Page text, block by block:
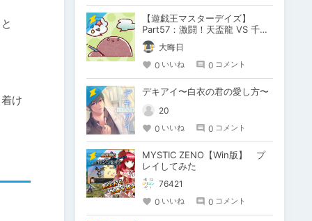
け
【遊戯王マスターデイズ】
Part57：激闘！天盃龍 VS 千年
D【架空デュエル】
大晦日
0 いいね 0 コメント
デキアイ〜白衣の君の愛し方〜
20
0 いいね 0 コメント
MYSTIC ZENO【Win版】 プ
レイしてみた
76421
0 いいね 0 コメント